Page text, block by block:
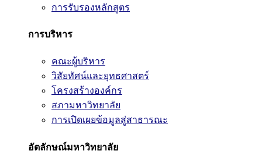
การรับรองหลักสูตร
การบริหาร
คณะผู้บริหาร
วิสัยทัศน์และยุทธศาสตร์
โครงสร้างองค์กร
สภามหาวิทยาลัย
การเปิดเผยข้อมูลสู่สาธารณะ
อัตลักษณ์มหาวิทยาลัย